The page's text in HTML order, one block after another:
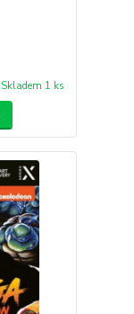
Skladem 1 ks